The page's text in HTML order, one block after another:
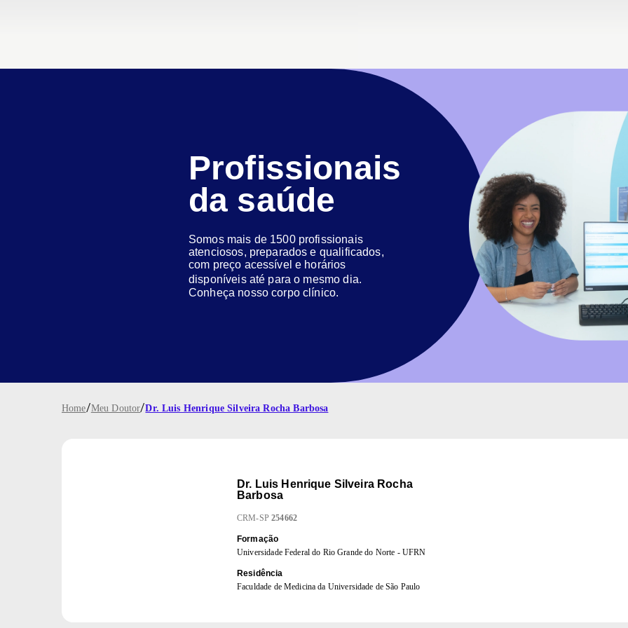
Profissionais
da saúde
Somos mais de 1500 profissionais
atenciosos, preparados e qualificados,
com preço acessível e horários
disponíveis até para o mesmo dia.
Conheça nosso corpo clínico.
Home/Meu Doutor/Dr. Luis Henrique Silveira Rocha Barbosa
Dr. Luis Henrique Silveira Rocha
Barbosa
CRM-SP 254662
Formação
Universidade Federal do Rio Grande do Norte - UFRN
Residência
Faculdade de Medicina da Universidade de São Paulo